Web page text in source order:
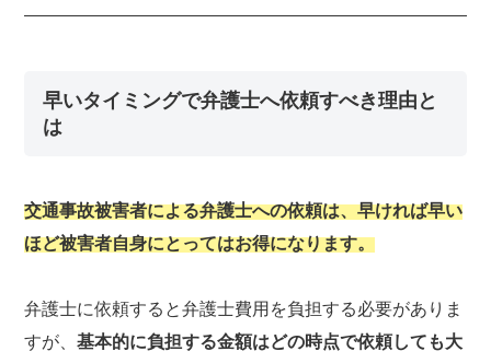
早いタイミングで弁護士へ依頼すべき理由と
は
交通事故被害者による弁護士への依頼は、早ければ早い
ほど被害者自身にとってはお得になります。
弁護士に依頼すると弁護士費用を負担する必要がありま
すが、基本的に負担する金額はどの時点で依頼しても大